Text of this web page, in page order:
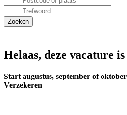
Helaas, deze vacature
Start augustus, september of
Verzekeren